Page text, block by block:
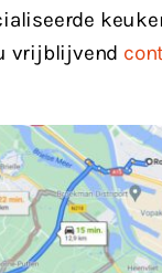
vrijblijvend